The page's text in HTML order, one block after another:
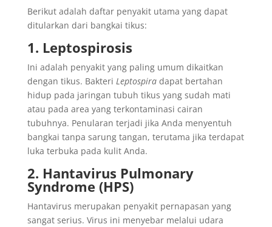
Berikut adalah daftar penyakit utama yang dapat
ditularkan dari bangkai tikus:
1. Leptospirosis
Ini adalah penyakit yang paling umum dikaitkan
dengan tikus. Bakteri Leptospiradapat bertahan
hidup pada jaringan tubuh tikus yang sudah mati
atau pada area yang terkontaminasi cairan
tubuhnya. Penularan terjadi jika Anda menyentuh
bangkai tanpa sarung tangan, terutama jika terdapat
luka terbuka pada kulit Anda.
2. Hantavirus Pulmonary
Syndrome (HPS)
Hantavirus merupakan penyakit pernapasan yang
sangat serius. Virus ini menyebar melalui udara